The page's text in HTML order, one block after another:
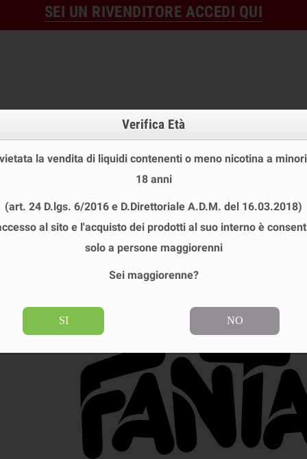
SEI UN RIVENDITORE ACCEDI QUI
USA E GETTA LIQUIDI PRONTI SHOT E
FANTASI VAPE ICE
Verifica Età
la vendita di liquidi contenenti o meno nicotina a
18 anni
(art. 24 D.lgs. 6/2016 e D.Direttoriale A.D.M. del 16.03.2018)
al sito e l'acquisto dei prodotti al suo interno è
solo a persone maggiorenni
Sei maggiorenne?
SI NO